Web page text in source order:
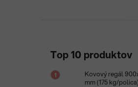
Top 10 produktov
Kovový regál
mm (175 kg/polica)